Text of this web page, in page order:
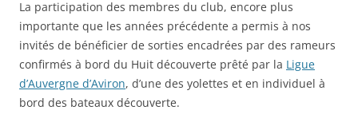
La participation des membres du club, encore plus
importante que les années précédente a permis à nos
invités de bénéficier de sorties encadrées par des rameurs
confirmés à bord du Huit découverte prêté par la Ligue
d’Auvergne d’Aviron, d’une des yolettes et en individuel à
bord des bateaux découverte.